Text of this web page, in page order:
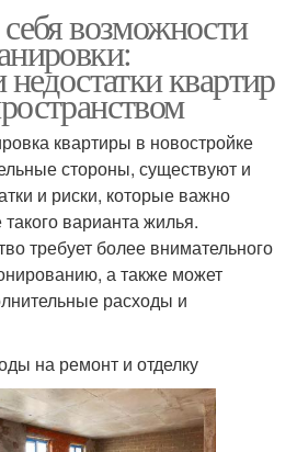
возможности
квартир
квартиры в новостройке
стороны, существуют и
и риски, которые важно
варианта жилья.
требует более внимательного
а также может
расходы и
на ремонт и отделку